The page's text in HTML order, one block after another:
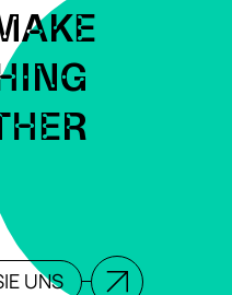
UNS